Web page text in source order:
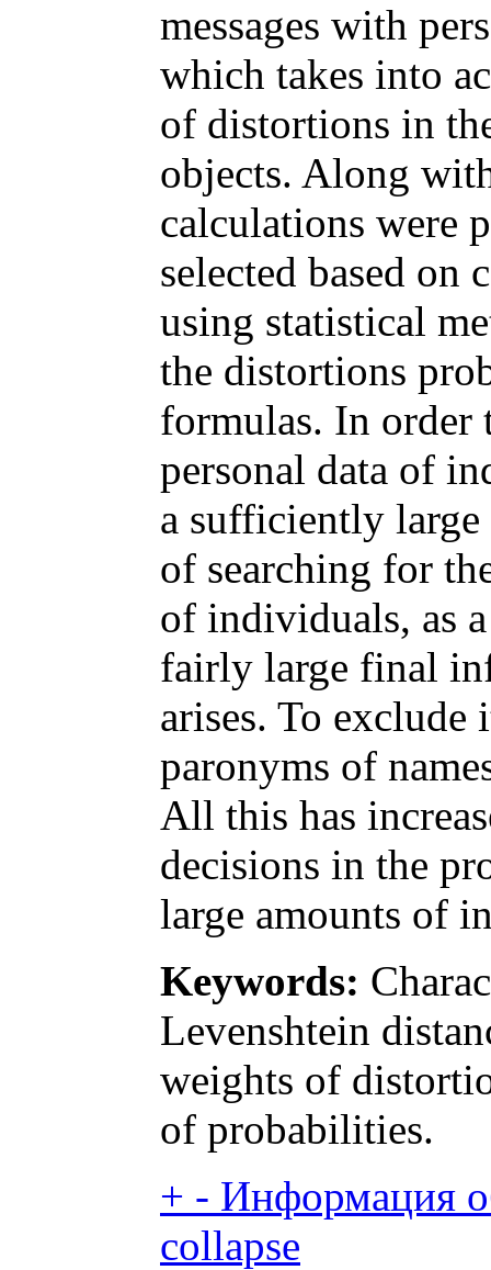
messages with
which takes into
of distortions in
objects. Along
calculations were
selected based on
using statistical
the distortions
formulas. In order
personal data of
a sufficiently large
of searching for
of individuals, as
fairly large final
arises. To
paronyms of
All this has
decisions in the
large amounts of
Keywords:
Levenshtein
weights of
of probabilities.
+ - Информация
collapse